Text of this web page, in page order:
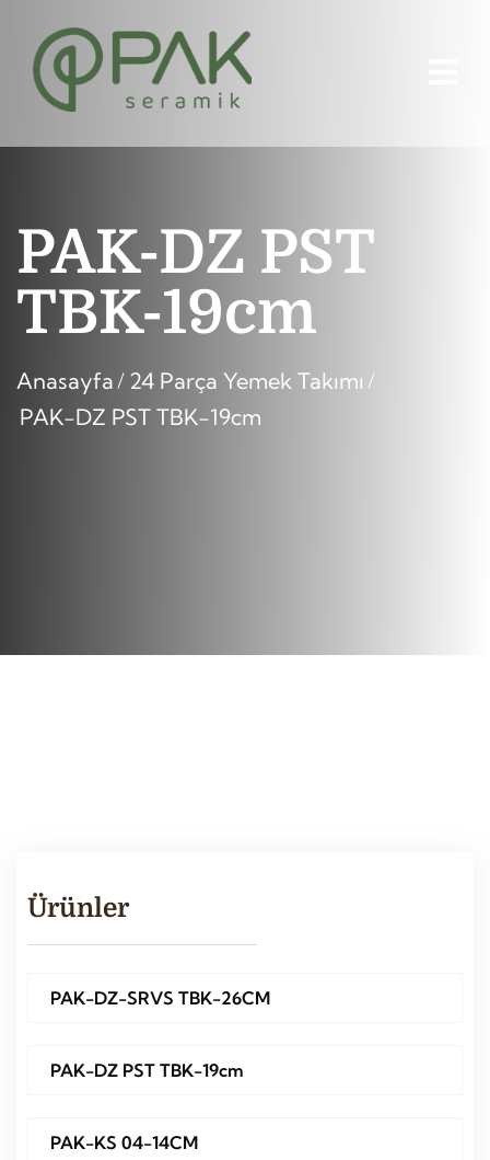
PAK-DZ PST
TBK-19cm
Anasayfa
24 Parça Yemek Takımı
PAK-DZ PST TBK-19cm
Ürünler
PAK-DZ-SRVS TBK-26CM
PAK-DZ PST TBK-19cm
PAK-KS 04-14CM